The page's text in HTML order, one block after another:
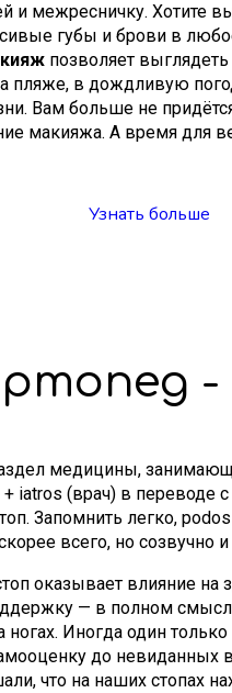
и межресничку. Хотите
губы и брови в
позволяет
пляже, в дождливую
Вам больше не
макияжа. А время для
Узнать больше
медицины,
+ iatros (врач) в переводе
Запомнить легко,
всего, но созвучно
оказывает влияние
— в полном
ногах. Иногда один
до
что на наших стопах